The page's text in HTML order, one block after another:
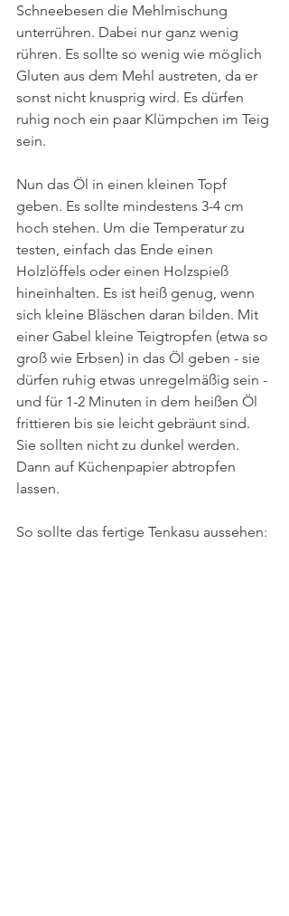
Schneebesen die Mehlmischung
unterrühren. Dabei nur ganz wenig
rühren. Es sollte so wenig wie möglich
Gluten aus dem Mehl austreten, da er
sonst nicht knusprig wird. Es dürfen
ruhig noch ein paar Klümpchen im Teig
sein.
Nun das Öl in einen kleinen Topf
geben. Es sollte mindestens 3-4 cm
hoch stehen. Um die Temperatur zu
testen, einfach das Ende einen
Holzlöffels oder einen Holzspieß
hineinhalten. Es ist heiß genug, wenn
sich kleine Bläschen daran bilden. Mit
einer Gabel kleine Teigtropfen (etwa so
groß wie Erbsen) in das Öl geben - sie
dürfen ruhig etwas unregelmäßig sein -
und für 1-2 Minuten in dem heißen Öl
frittieren bis sie leicht gebräunt sind.
Sie sollten nicht zu dunkel werden.
Dann auf Küchenpapier abtropfen
lassen.
So sollte das fertige Tenkasu aussehen: